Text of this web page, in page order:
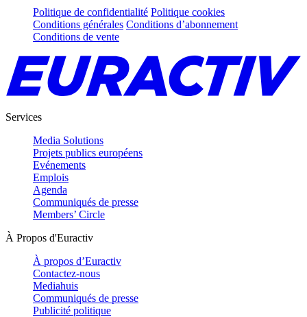
Politique de confidentialité Politique cookies
Conditions générales Conditions d’abonnement
Conditions de vente
Services
Media Solutions
Projets publics européens
Evénements
Emplois
Agenda
Communiqués de presse
Members’ Circle
À Propos d'Euractiv
À propos d’Euractiv
Contactez-nous
Mediahuis
Communiqués de presse
Publicité politique